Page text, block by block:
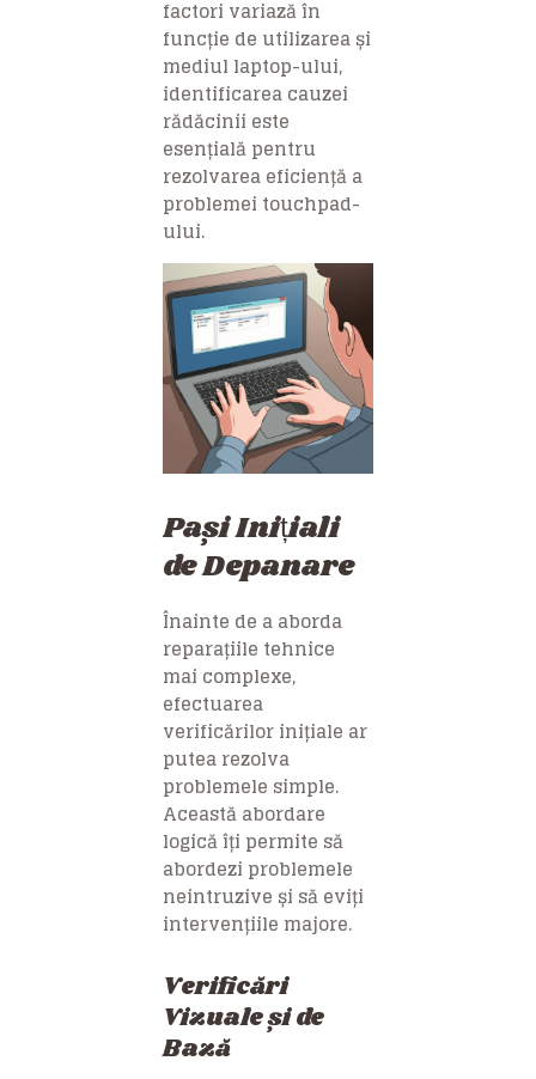
factori variază în
funcție de utilizarea și
mediul laptop-ului,
identificarea cauzei
rădăcinii este
esențială pentru
rezolvarea eficiență a
problemei touchpad-
ului.
Pași Inițiali
de Depanare
Înainte de a aborda
reparațiile tehnice
mai complexe,
efectuarea
verificărilor inițiale ar
putea rezolva
problemele simple.
Această abordare
logică îți permite să
abordezi problemele
neintruzive și să eviți
intervențiile majore.
Verificări
Vizuale și de
Bază